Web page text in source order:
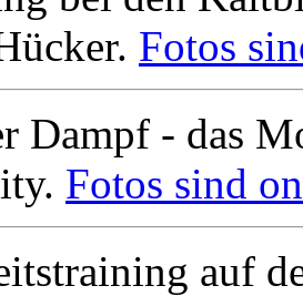
Fotos
Dampf - das
Fotos sind
auf